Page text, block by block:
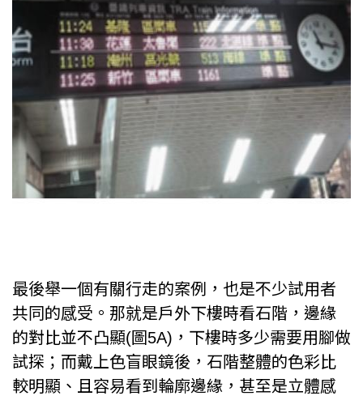
最後舉一個有關行走的案例，也是不少試用者
共同的感受。那就是戶外下樓時看石階，邊緣
的對比並不凸顯(圖5A)，下樓時多少需要用腳做
試探；而戴上色盲眼鏡後，石階整體的色彩比
較明顯、且容易看到輪廓邊緣，甚至是立體感